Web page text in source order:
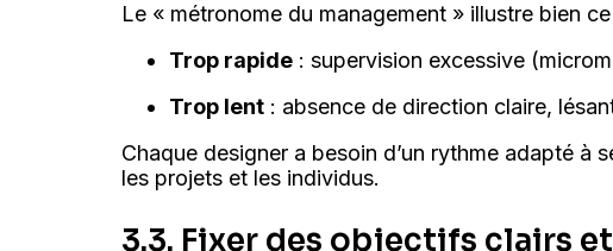
Le « métronome du management » illustre bien
Trop rapide : supervision excessive
Trop lent : absence de direction claire,
Chaque designer a besoin d’un rythme adapté à
les projets et les individus.
3.3. Fixer des objectifs clairs